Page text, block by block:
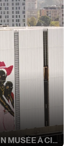
TRANSFORMER ROYALMOUNT EN UN MUSÉE À CIEL OUVERT